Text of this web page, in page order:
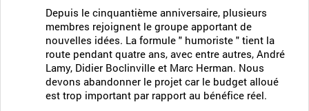
Depuis le cinquantième anniversaire, plusieurs
membres rejoignent le groupe apportant de
nouvelles idées. La formule " humoriste " tient la
route pendant quatre ans, avec entre autres, André
Lamy, Didier Boclinville et Marc Herman. Nous
devons abandonner le projet car le budget alloué
est trop important par rapport au bénéfice réel.